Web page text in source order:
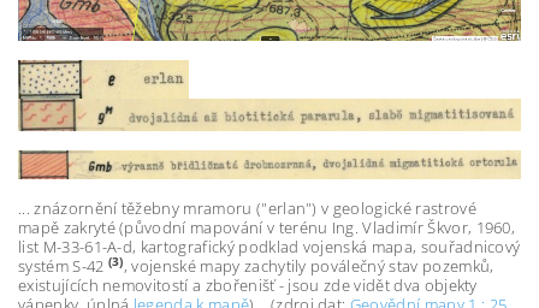
... znázornění těžebny mramoru ("erlan") v geologické rastrové
mapě zakryté (původní mapování v terénu Ing. Vladimír Škvor, 1960,
list M-33-61-A-d, kartografický podklad vojenská mapa, souřadnicový
systém S-42 (3), vojenské mapy zachytily poválečný stav pozemků,
existujících nemovitostí a zbořenišť - jsou zde vidět dva objekty